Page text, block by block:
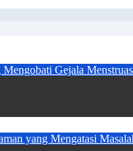
Mengobati Gejala
yang Mengatasi